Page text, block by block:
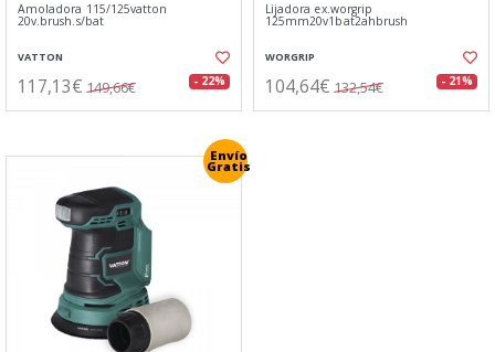
Amoladora 115/125vatton
20v.brush.s/bat
VATTON
117,13€ 149,66€ - 22%
Lijadora ex.worgrip
125mm20v1bat2ahbrush
WORGRIP
104,64€ 132,54€ - 21%
Envío
Gratis